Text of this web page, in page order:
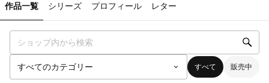
作品一覧 シリーズ プロフィール レター
すべて 販売中